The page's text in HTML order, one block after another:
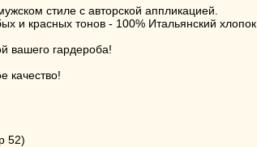
стиле с авторской аппликацией.
и красных тонов - 100% Итальянский хлопок.
вашего гардероба!
качество!
52)